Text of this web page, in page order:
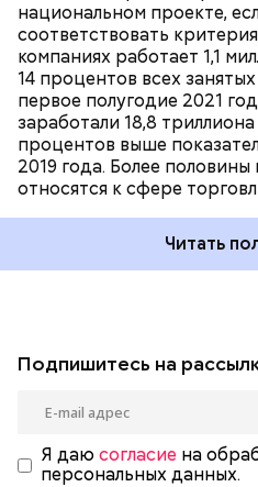
национальном проекте,
соответствовать
компаниях работает 1,1
14 процентов всех
первое полугодие 2021
заработали 18,8
процентов выше
2019 года. Более
относятся к сфере
Читать
Подпишитесь на
Я даю согласие на
персональных данных.